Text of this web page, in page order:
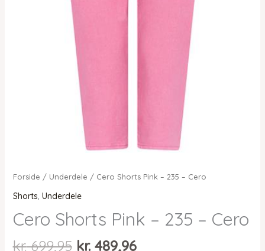
Forside / Underdele / Cero Shorts Pink – 235 – Cero
Shorts, Underdele
Cero Shorts Pink – 235 – Cero
kr.699,95 Den
kr.489,96Den